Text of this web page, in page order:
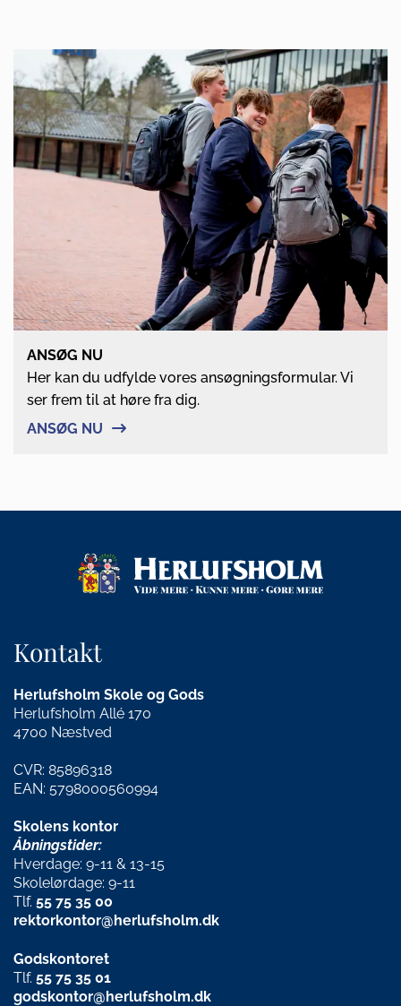
ANSØG NU
Her kan du udfylde vores ansøgningsformular. Vi
ser frem til at høre fra dig.
ANSØG NU
Kontakt
Herlufsholm Skole og Gods
Herlufsholm Allé 170
4700 Næstved
CVR: 85896318
EAN: 5798000560994
Skolens kontor
Åbningstider:
Hverdage: 9-11 & 13-15
Skolelørdage: 9-11
Tlf. 55 75 35 00
rektorkontor@herlufsholm.dk
Godskontoret
Tlf. 55 75 35 01
godskontor@herlufsholm.dk